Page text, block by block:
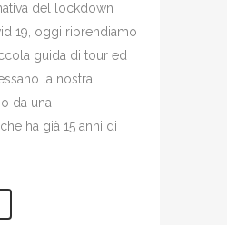
del lockdown
19, oggi riprendiamo
guida di tour ed
la nostra
da una
ha già 15 anni di